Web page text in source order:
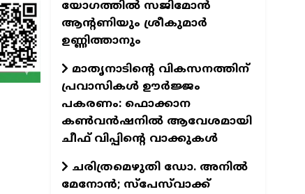
യോഗത്തിൽ സജിമോൻ
ആന്റണിയും ശ്രീകുമാർ
ഉണ്ണിത്താനും
മാതൃനാടിന്റെ വികസനത്തിന്
പ്രവാസികൾ ഊർജ്ജം
പകരണം: ഫൊക്കാന
കൺവൻഷനിൽ ആവേശമായി
ചീഫ് വിപ്പിന്റെ വാക്കുകൾ
ചരിത്രമെഴുതി ഡോ. അനിൽ
മേനോൻ; സ്പേസ്‌വാക്ക്